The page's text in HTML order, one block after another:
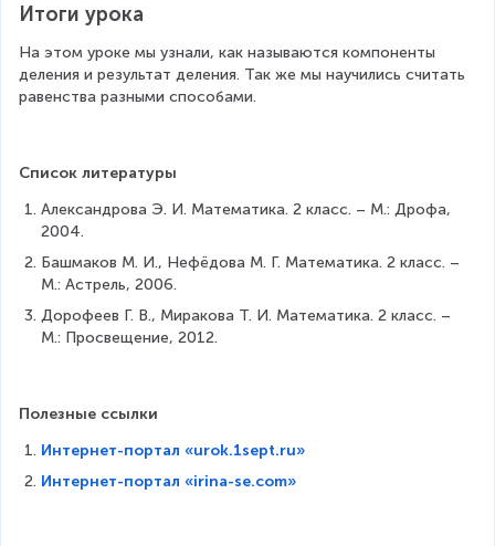
=
4
Итоги урока
На этом уроке мы узнали, как называются компоненты
деления и результат деления. Так же мы научились считать
равенства разными способами.
Список литературы
Александрова Э. И. Математика. 2 класс. – М.: Дрофа,
2004.
Башмаков М. И., Нефёдова М. Г. Математика. 2 класс. –
М.: Астрель, 2006.
Дорофеев Г. В., Миракова Т. И. Математика. 2 класс. –
М.: Просвещение, 2012.
Полезные ссылки
Интернет-портал «urok.1sept.ru»
Интернет-портал «irina-se.com»